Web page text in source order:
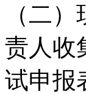
（二
责人收
试申报